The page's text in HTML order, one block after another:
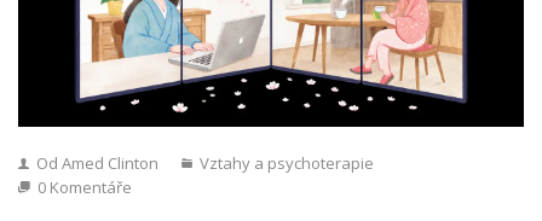
Od Amed Clinton
Vztahy a psychoterapie
0 Komentáře